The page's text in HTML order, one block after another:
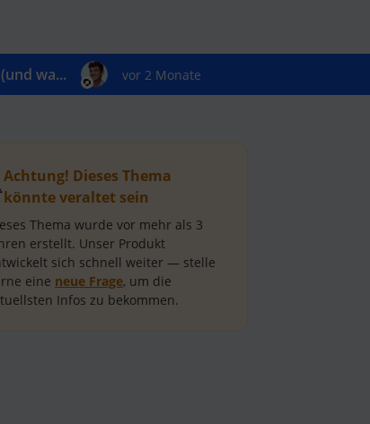
wa... vor 2 Monate
Achtung! Dieses Thema
könnte veraltet sein
Thema wurde vor mehr als 3
erstellt. Unser Produkt
sich schnell weiter — stelle
eine neue Frage, um die
Infos zu bekommen.